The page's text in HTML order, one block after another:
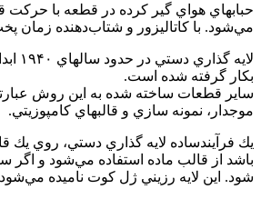
حبابهاي هواي گير كرده در قطعه با
مي‌شود. با كاتاليزور و شتاب‌دهنده زمان
بكار گرفته شده است.
موجدار، نمونه سازي و قالبهاي كامپوزيتي.
يك فرآيندساده لايه گذاري دستي، روي
باشد از قالب ماده استفاده مي‌شود و اگر
شود. اين لايه رزيني ژل كوت ناميده